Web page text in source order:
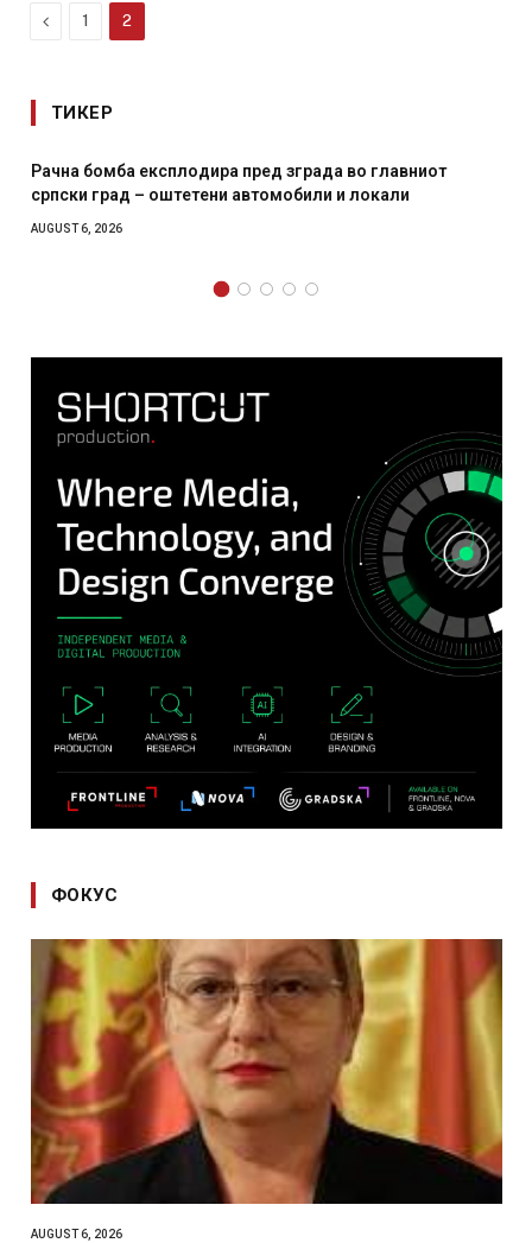
Previous
1 2
ТИКЕР
експлодира пред зграда во главниот
– оштетени автомобили и локали
И Данска
ФОКУС
AUGUST 6, 2026